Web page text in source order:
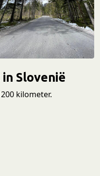
Slovenië
kilometer.